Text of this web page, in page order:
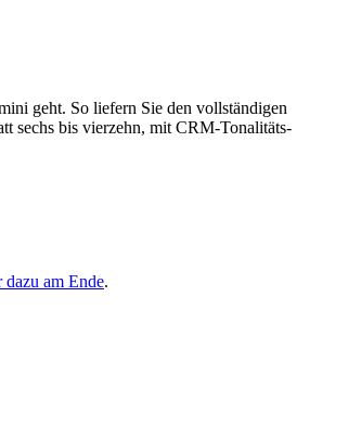
geht. So liefern Sie den vollständigen
sechs bis vierzehn, mit CRM-Tonalitäts-
dazu am Ende.